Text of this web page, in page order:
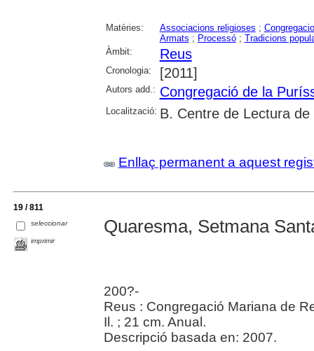
Matèries: Associacions religioses ;
Armats ; Processó; Tradicions
Àmbit:
Reus
Cronologia: [2011]
Autors add.: Congregació de la
Localització: B. Centre de Lectura de
Enllaç permanent a aquest
19 / 811
seleccionar
imprimir
Quaresma, Setmana
200?-
Reus : Congregació Mariana de
Il. ; 21 cm. Anual.
Descripció basada en: 2007.